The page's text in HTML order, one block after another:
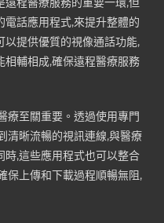
話應用程式,來提升整體的
提供優質的視像通話功能,
相輔相成,確保遠程醫療服務
療至關重要。透過使用專門
清晰流暢的視訊連線,與醫療
,這些應用程式也可以整合
保上傳和下載過程順暢無阻,